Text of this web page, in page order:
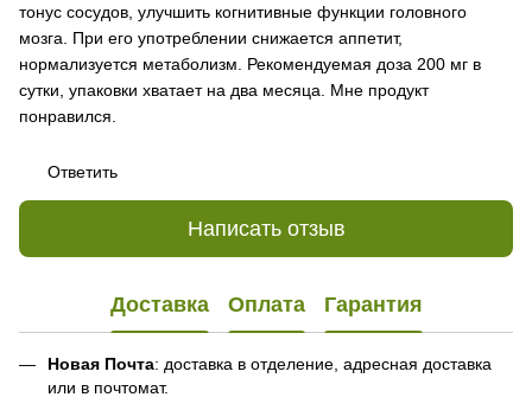
тонус сосудов, улучшить когнитивные функции головного
мозга. При его употреблении снижается аппетит,
нормализуется метаболизм. Рекомендуемая доза 200 мг в
сутки, упаковки хватает на два месяца. Мне продукт
понравился.
Ответить
Написать отзыв
Доставка Оплата Гарантия
Новая Почта: доставка в отделение, адресная доставка
или в почтомат.